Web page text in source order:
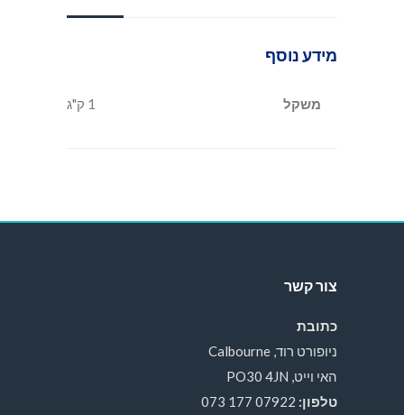
מידע נוסף
משקל 1 ק"ג
צור קשר
כתובת
ניופורט רוד, Calbourne
האי וייט, PO30 4JN
טלפון: